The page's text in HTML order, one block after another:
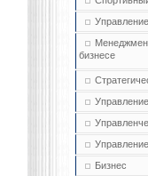
бизнесе
Бизнес